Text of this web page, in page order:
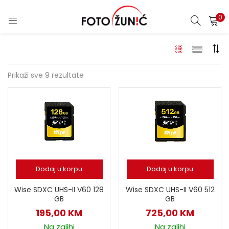
0
Prikaži sve 9 rezultate
Dodaj u korpu
Wise SDXC UHS-II V60 128
GB
195,00 KM
Na zalihi
Dodaj u korpu
Wise SDXC UHS-II V60 512
GB
725,00 KM
Na zalihi